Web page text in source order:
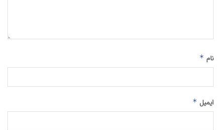
نام *
ایمیل *